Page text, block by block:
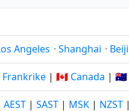
Angeles · Shanghai ·
Frankrike | 🇨🇦 Canada | 🇦🇺
AEST | SAST | MSK | NZST |